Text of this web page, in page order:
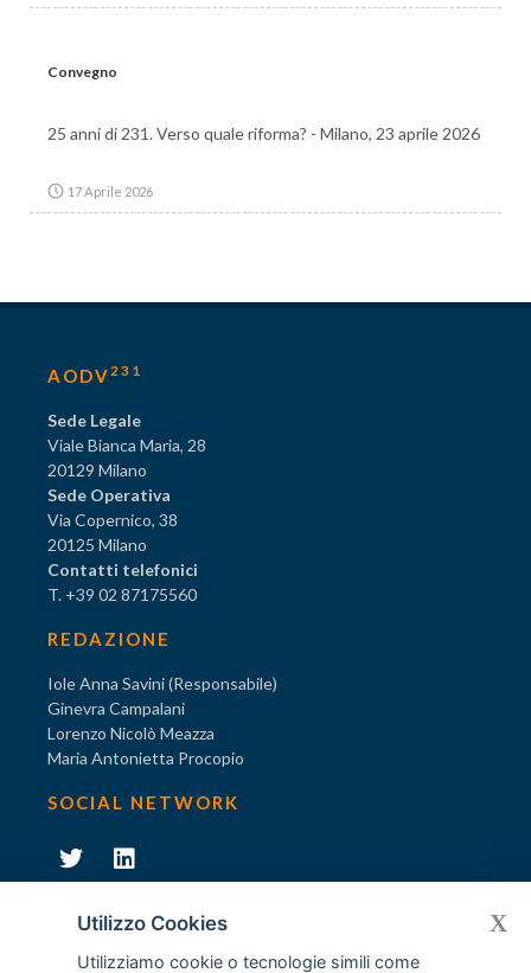
Convegno
25 anni di 231. Verso quale riforma? - Milano, 23 aprile 2026
17 Aprile 2026
AODV 231
Sede Legale
Viale Bianca Maria, 28
20129 Milano
Sede Operativa
Via Copernico, 38
20125 Milano
Contatti telefonici
T. +39 02 87175560
REDAZIONE
Iole Anna Savini (Responsabile)
Ginevra Campalani
Lorenzo Nicolò Meazza
Maria Antonietta Procopio
SOCIAL NETWORK
Diventa socio di AODV
Utilizzo Cookies
Utilizziamo cookie o tecnologie simili come
X